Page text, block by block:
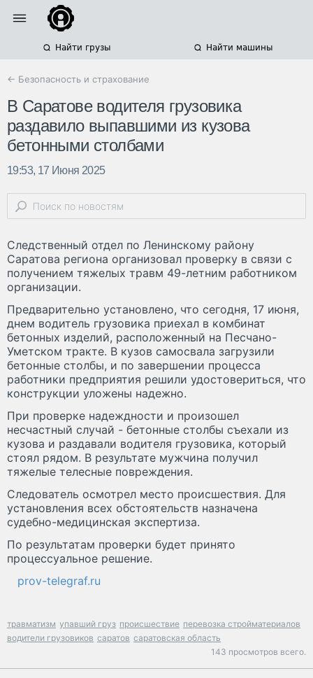
Найти грузы Найти машины
← Безопасность и страхование
В Саратове водителя грузовика
раздавило выпавшими из кузова
бетонными столбами
19:53, 17 Июня 2025
Следственный отдел по Ленинскому району
Саратова региона организовал проверку в связи с
получением тяжелых травм 49-летним работником
организации.
Предварительно установлено, что сегодня, 17 июня,
днем водитель грузовика приехал в комбинат
бетонных изделий, расположенный на Песчано-
Уметском тракте. В кузов самосвала загрузили
бетонные столбы, и по завершении процесса
работники предприятия решили удостовериться, что
конструкции уложены надежно.
При проверке надеждности и произошел
несчастный случай - бетонные столбы съехали из
кузова и раздавали водителя грузовика, который
стоял рядом. В результате мужчина получил
тяжелые телесные повреждения.
Следователь осмотрел место происшествия. Для
установления всех обстоятельств назначена
судебно-медицинская экспертиза.
По результатам проверки будет принято
процессуальное решение.
prov-telegraf.ru
травматизм упавший груз происшествие перевозка стройматериалов
водители грузовиков саратов саратовская область
143 просмотров всего.